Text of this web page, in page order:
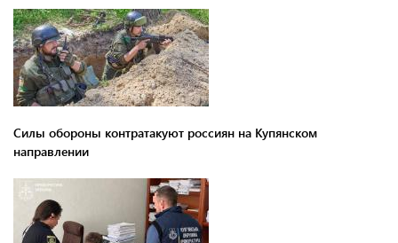
Силы обороны контратакуют россиян на Купянском
направлении